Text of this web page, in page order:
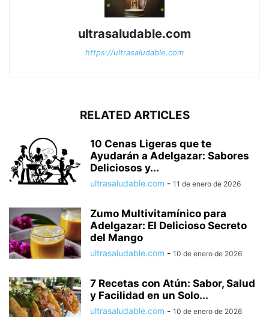
ultrasaludable.com
https://ultrasaludable.com
RELATED ARTICLES
10 Cenas Ligeras que te
Ayudarán a Adelgazar: Sabores
Deliciosos y...
ultrasaludable.com - 11 de enero de 2026
Zumo Multivitamínico para
Adelgazar: El Delicioso Secreto
del Mango
ultrasaludable.com - 10 de enero de 2026
7 Recetas con Atún: Sabor, Salud
y Facilidad en un Solo...
ultrasaludable.com - 10 de enero de 2026